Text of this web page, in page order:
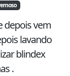
depois vem
lavando
blindex
.